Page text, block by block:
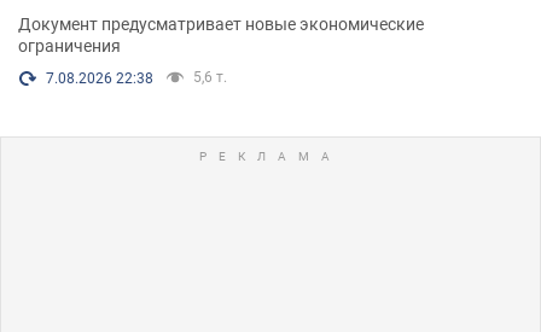
Документ предусматривает новые экономические
ограничения
7.08.2026 22:38 5,6 т.